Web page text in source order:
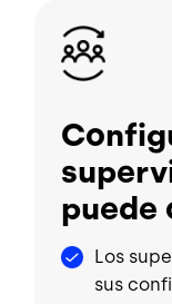
Image
puede
Los
sus